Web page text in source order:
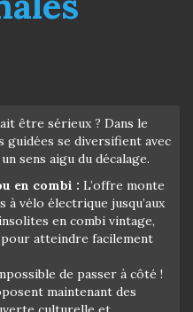
être sérieux ? Dans le
guidées se diversifient avec
sens aigu du décalage.
en combi : L’offre monte
à vélo électrique jusqu’aux
en combi vintage,
atteindre facilement
de passer à côté !
maintenant des